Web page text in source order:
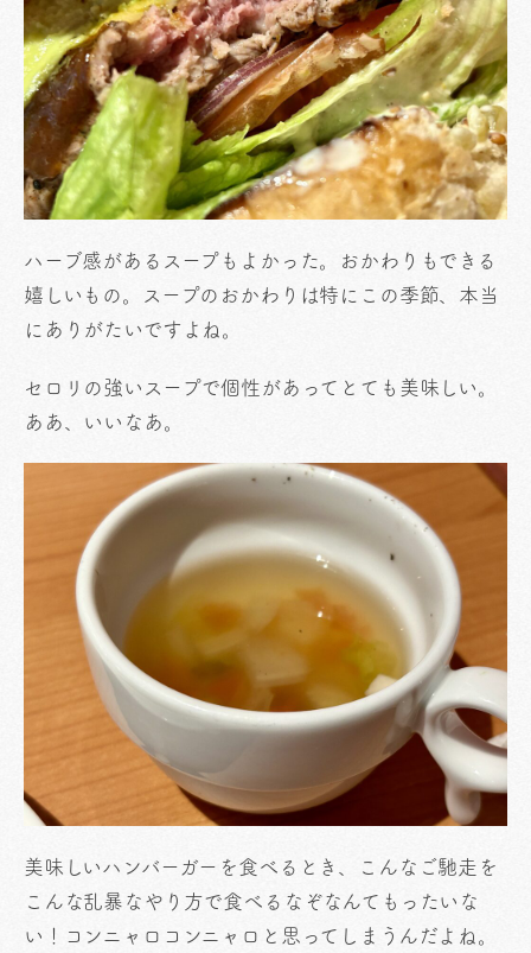
ハーブ感があるスープもよかった。おかわりもできる
嬉しいもの。スープのおかわりは特にこの季節、本当
にありがたいですよね。
セロリの強いスープで個性があってとても美味しい。
ああ、いいなあ。
美味しいハンバーガーを食べるとき、こんなご馳走を
こんな乱暴なやり方で食べるなぞなんてもったいな
い！コンニャロコンニャロと思ってしまうんだよね。